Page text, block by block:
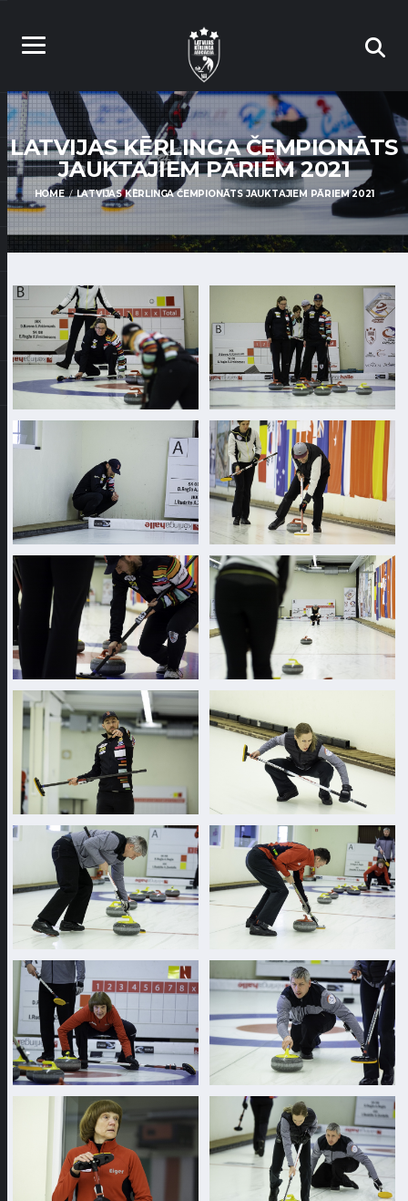
LATVIJAS KĒRLINGA ČEMPIONĀTS
JAUKTAJIEM PĀRIEM 2021
HOME LATVIJAS KĒRLINGA ČEMPIONĀTS JAUKTAJIEM PĀRIEM 2021